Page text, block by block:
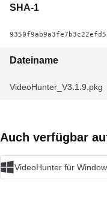
SHA-1
Dateiname
VideoHunter_V3.1.9.pkg
Auch verfügbar
VideoHunter für